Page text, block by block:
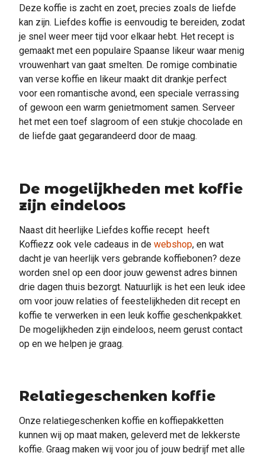
Deze koffie is zacht en zoet, precies zoals de liefde
kan zijn. Liefdes koffie is eenvoudig te bereiden, zodat
je snel weer meer tijd voor elkaar hebt. Het recept is
gemaakt met een populaire Spaanse likeur waar menig
vrouwenhart van gaat smelten. De romige combinatie
van verse koffie en likeur maakt dit drankje perfect
voor een romantische avond, een speciale verrassing
of gewoon een warm genietmoment samen. Serveer
het met een toef slagroom of een stukje chocolade en
de liefde gaat gegarandeerd door de maag.
De mogelijkheden met koffie
zijn eindeloos
Naast dit heerlijke Liefdes koffie recept heeft
Koffiezz ook vele cadeaus in de webshop, en wat
dacht je van heerlijk vers gebrande koffiebonen? deze
worden snel op een door jouw gewenst adres binnen
drie dagen thuis bezorgt. Natuurlijk is het een leuk idee
om voor jouw relaties of feestelijkheden dit recept en
koffie te verwerken in een leuk koffie geschenkpakket.
De mogelijkheden zijn eindeloos, neem gerust contact
op en we helpen je graag.
Relatiegeschenken koffie
Onze relatiegeschenken koffie en koffiepakketten
kunnen wij op maat maken, geleverd met de lekkerste
koffie. Graag maken wij voor jou of jouw bedrijf met alle